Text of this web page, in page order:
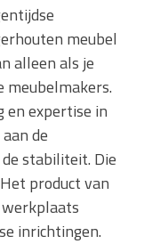
meubel
alleen als je
meubelmakers.
expertise in
de
stabiliteit. Die
product van
werkplaats
inrichtingen.